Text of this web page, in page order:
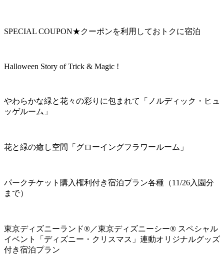
SPECIAL COUPON★クーポンを利用しておトクに宿泊
Halloween Story of Trick & Magic !
やわらかな緑と花々の彩りに包まれて「ノルディック・ヒュ
ッゲルーム」
花と緑の癒し空間「グローイングフラワールーム」
パークチケット購入権利付き宿泊プラン各種（11/26入園分
まで）
東京ディズニーランド®／東京ディズニーシー® スペシャル
イベント「ディズニー・クリスマス」連動オリジナルグッズ
付き宿泊プラン